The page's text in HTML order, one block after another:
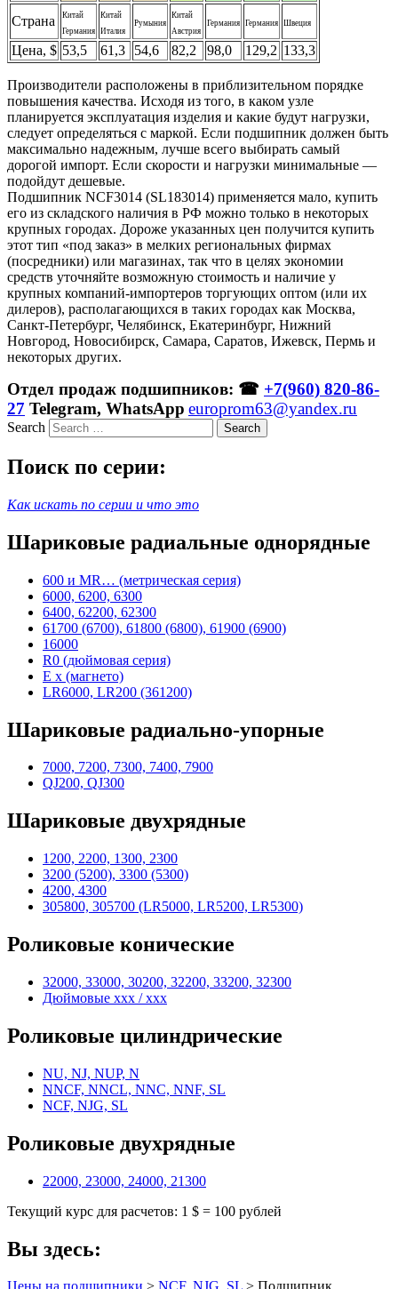
Страна
Китай
Германия
Китай
Италия
Румыния
Китай
Австрия
Германия Германия Швеция
Цена, $ 53,5 61,3 54,6 82,2 98,0 129,2 133,3
Производители расположены в приблизительном порядке
повышения качества. Исходя из того, в каком узле
планируется эксплуатация изделия и какие будут нагрузки,
следует определяться с маркой. Если подшипник должен быть
максимально надежным, лучше всего выбирать самый
дорогой импорт. Если скорости и нагрузки минимальные —
подойдут дешевые.
Подшипник NCF3014 (SL183014) применяется мало, купить
его из складского наличия в РФ можно только в некоторых
крупных городах. Дороже указанных цен получится купить
этот тип «под заказ» в мелких региональных фирмах
(посредники) или магазинах, так что в целях экономии
средств уточняйте возможную стоимость и наличие у
крупных компаний-импортеров торгующих оптом (или их
дилеров), располагающихся в таких городах как Москва,
Санкт-Петербург, Челябинск, Екатеринбург, Нижний
Новгород, Новосибирск, Самара, Саратов, Ижевск, Пермь и
некоторых других.
Отдел продаж подшипников: ☎ +7(960) 820-86-
27 Telegram, WhatsApp europrom63@yandex.ru
Search
Поиск по серии:
Как искать по серии и что это
Шариковые радиальные однорядные
600 и MR… (метрическая серия)
6000, 6200, 6300
6400, 62200, 62300
61700 (6700), 61800 (6800), 61900 (6900)
16000
R0 (дюймовая серия)
E x (магнето)
LR6000, LR200 (361200)
Шариковые радиально-упорные
7000, 7200, 7300, 7400, 7900
QJ200, QJ300
Шариковые двухрядные
1200, 2200, 1300, 2300
3200 (5200), 3300 (5300)
4200, 4300
305800, 305700 (LR5000, LR5200, LR5300)
Роликовые конические
32000, 33000, 30200, 32200, 33200, 32300
Дюймовые xxx / xxx
Роликовые цилиндрические
NU, NJ, NUP, N
NNCF, NNCL, NNC, NNF, SL
NCF, NJG, SL
Роликовые двухрядные
22000, 23000, 24000, 21300
Текущий курс для расчетов: 1 $ = 100 рублей
Вы здесь: